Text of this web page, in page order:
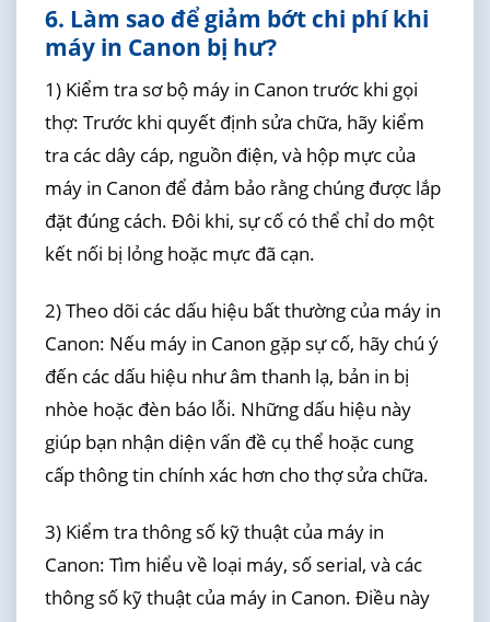
6. Làm sao để giảm bớt chi phí khi
máy in Canon bị hư?
1) Kiểm tra sơ bộ máy in Canon trước khi gọi
thợ: Trước khi quyết định sửa chữa, hãy kiểm
tra các dây cáp, nguồn điện, và hộp mực của
máy in Canon để đảm bảo rằng chúng được lắp
đặt đúng cách. Đôi khi, sự cố có thể chỉ do một
kết nối bị lỏng hoặc mực đã cạn.
2) Theo dõi các dấu hiệu bất thường của máy in
Canon: Nếu máy in Canon gặp sự cố, hãy chú ý
đến các dấu hiệu như âm thanh lạ, bản in bị
nhòe hoặc đèn báo lỗi. Những dấu hiệu này
giúp bạn nhận diện vấn đề cụ thể hoặc cung
cấp thông tin chính xác hơn cho thợ sửa chữa.
3) Kiểm tra thông số kỹ thuật của máy in
Canon: Tìm hiểu về loại máy, số serial, và các
thông số kỹ thuật của máy in Canon. Điều này